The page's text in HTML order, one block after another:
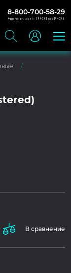
8-800-700-58-29
Ежедневно: с 09:00 до 19:00
В сравнение